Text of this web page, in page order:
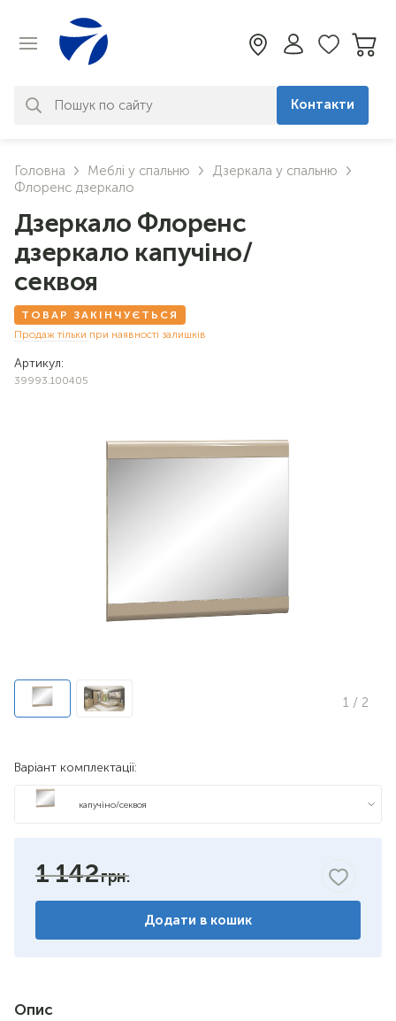
знайдено. Уточніть свій запит
Контакти
Головна Меблі у спальню
Дзеркала у спальню
Флоренс дзеркало
Дзеркало Флоренс
дзеркало капучіно/
секвоя
ТОВАР ЗАКІНЧУЄТЬСЯ
Продаж тільки при наявності залишків
Артикул:
39993.100405
1/ 2
Варіант комплектації:
капучіно/секвоя
1 142
Додати в кошик
Опис